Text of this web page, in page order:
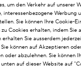
um den Verkehr auf unserer
interessenbezogene Werbung
Sie können Ihre Cookie-
Cookies erhalten, indem Sie
Sie ausserdem
können auf Akzeptieren
oder abzulehnen. Sie können
auf dieser Website auf